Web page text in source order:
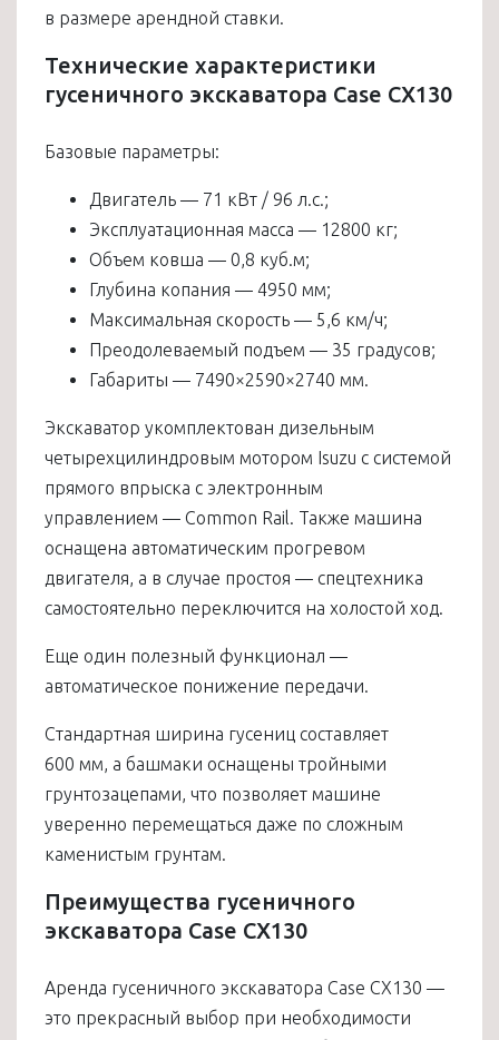
в размере арендной ставки.
Технические характеристики
гусеничного экскаватора Case CX130
Базовые параметры:
Двигатель — 71 кВт / 96 л.с.;
Эксплуатационная масса — 12800 кг;
Объем ковша — 0,8 куб.м;
Глубина копания — 4950 мм;
Максимальная скорость — 5,6 км/ч;
Преодолеваемый подъем — 35 градусов;
Габариты — 7490×2590×2740 мм.
Экскаватор укомплектован дизельным
четырехцилиндровым мотором Isuzu с системой
прямого впрыска с электронным
управлением — Common Rail. Также машина
оснащена автоматическим прогревом
двигателя, а в случае простоя — спецтехника
самостоятельно переключится на холостой ход.
Еще один полезный функционал —
автоматическое понижение передачи.
Стандартная ширина гусениц составляет
600 мм, а башмаки оснащены тройными
грунтозацепами, что позволяет машине
уверенно перемещаться даже по сложным
каменистым грунтам.
Преимущества гусеничного
экскаватора Case CX130
Аренда гусеничного экскаватора Case CX130 —
это прекрасный выбор при необходимости